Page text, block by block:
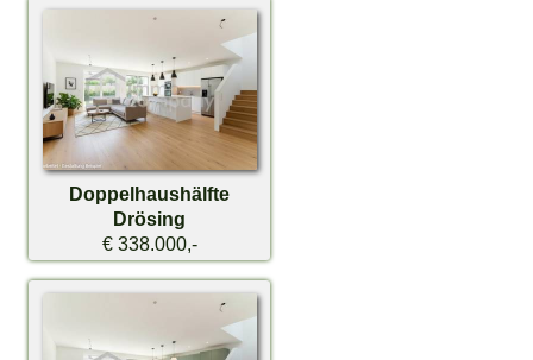
Doppelhaushälfte
Drösing
€ 338.000,-